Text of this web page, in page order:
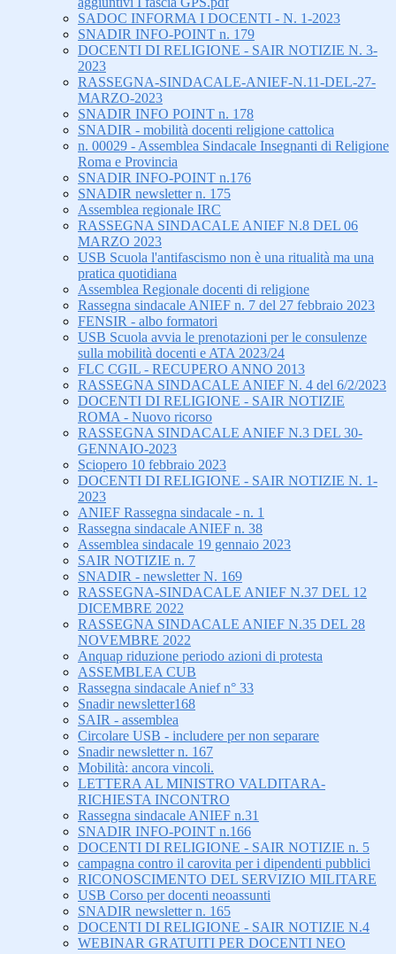
SADOC INFORMA I DOCENTI - N. 1-2023
SNADIR INFO-POINT n. 179
DOCENTI DI RELIGIONE - SAIR NOTIZIE N. 3-
2023
RASSEGNA-SINDACALE-ANIEF-N.11-DEL-27-
MARZO-2023
SNADIR INFO POINT n. 178
SNADIR - mobilità docenti religione cattolica
n. 00029 - Assemblea Sindacale Insegnanti di Religione
Roma e Provincia
SNADIR INFO-POINT n.176
SNADIR newsletter n. 175
Assemblea regionale IRC
RASSEGNA SINDACALE ANIEF N.8 DEL 06
MARZO 2023
USB Scuola l'antifascismo non è una ritualità ma una
pratica quotidiana
Assemblea Regionale docenti di religione
Rassegna sindacale ANIEF n. 7 del 27 febbraio 2023
FENSIR - albo formatori
USB Scuola avvia le prenotazioni per le consulenze
sulla mobilità docenti e ATA 2023/24
FLC CGIL - RECUPERO ANNO 2013
RASSEGNA SINDACALE ANIEF N. 4 del 6/2/2023
DOCENTI DI RELIGIONE - SAIR NOTIZIE
ROMA - Nuovo ricorso
RASSEGNA SINDACALE ANIEF N.3 DEL 30-
GENNAIO-2023
Sciopero 10 febbraio 2023
DOCENTI DI RELIGIONE - SAIR NOTIZIE N. 1-
2023
ANIEF Rassegna sindacale - n. 1
Rassegna sindacale ANIEF n. 38
Assemblea sindacale 19 gennaio 2023
SAIR NOTIZIE n. 7
SNADIR - newsletter N. 169
RASSEGNA-SINDACALE ANIEF N.37 DEL 12
DICEMBRE 2022
RASSEGNA SINDACALE ANIEF N.35 DEL 28
NOVEMBRE 2022
Anquap riduzione periodo azioni di protesta
ASSEMBLEA CUB
Rassegna sindacale Anief n° 33
Snadir newsletter168
SAIR - assemblea
Circolare USB - includere per non separare
Snadir newsletter n. 167
Mobilità: ancora vincoli.
LETTERA AL MINISTRO VALDITARA-
RICHIESTA INCONTRO
Rassegna sindacale ANIEF n.31
SNADIR INFO-POINT n.166
DOCENTI DI RELIGIONE - SAIR NOTIZIE n. 5
campagna contro il carovita per i dipendenti pubblici
RICONOSCIMENTO DEL SERVIZIO MILITARE
USB Corso per docenti neoassunti
SNADIR newsletter n. 165
DOCENTI DI RELIGIONE - SAIR NOTIZIE N.4
WEBINAR GRATUITI PER DOCENTI NEO